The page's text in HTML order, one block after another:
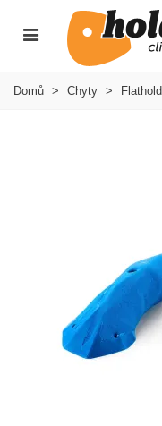
Domů > Chyty >